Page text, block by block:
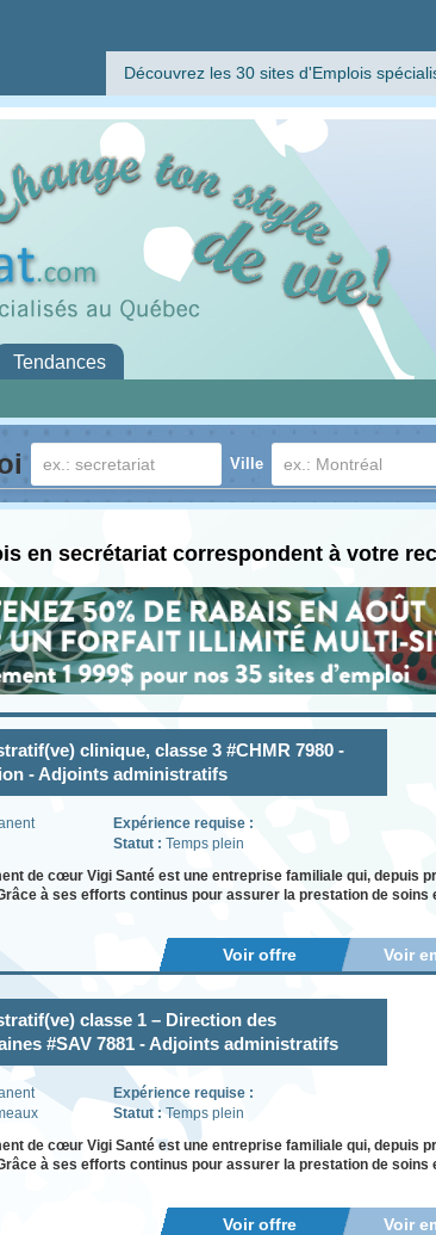
Découvrez les 30 sites d'Emplois
Tendances
Ville
en secrétariat correspondent à votre
clinique, classe 3 #CHMR 7980 -
- Adjoints administratifs
Expérience requise :
Statut : Temps plein
de cœur Vigi Santé est une entreprise familiale qui, depuis
à ses efforts continus pour assurer la prestation de
Voir offre Voir
classe 1 – Direction des
#SAV 7881 - Adjoints administratifs
Expérience requise :
Statut :Temps plein
de cœur Vigi Santé est une entreprise familiale qui, depuis
à ses efforts continus pour assurer la prestation de
Voir offre Voir